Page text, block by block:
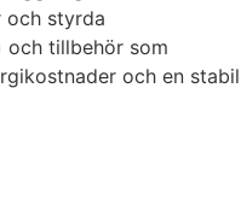
och styrda
tillbehör som
och en stabil